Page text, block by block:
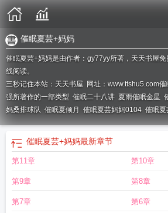
催眠夏芸+妈妈
催眠夏芸+妈妈是由作者：gy77yy所著，天天书屋
线阅读。
三秒记住本站：天天书屋 网址：www.ttshu5.com催
强所著作的一部类型 催眠二十八讲 夏雨催眠金星
妈桑排球队 催眠夏倾月 催眠夏芸妈妈0104 催眠夏
催眠夏芸+妈妈最新章节
第11章 第10章
第9章 第8章
第7章 第6章